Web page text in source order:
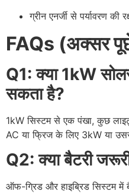
ग्रीन एनर्जी से पर्यावरण की
FAQs (अक्सर
Q1: क्या 1kW
सकता है?
1kW सिस्टम से एक पंखा, कुछ
AC या फ्रिज के लिए 3kW या
Q2: क्या बैटरी
ऑफ-ग्रिड और हाइब्रिड सिस्टम में